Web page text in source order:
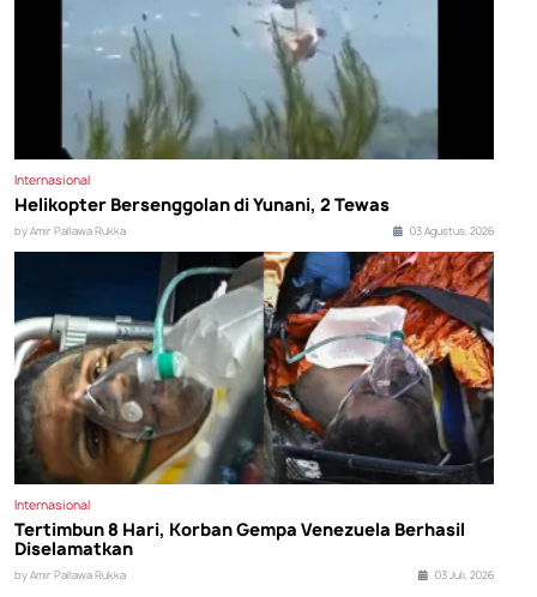
Internasional
Helikopter Bersenggolan di Yunani, 2 Tewas
by Amir Pallawa Rukka 03 Agustus, 2026
Internasional
Tertimbun 8 Hari, Korban Gempa Venezuela Berhasil
Diselamatkan
by Amir Pallawa Rukka 03 Juli, 2026